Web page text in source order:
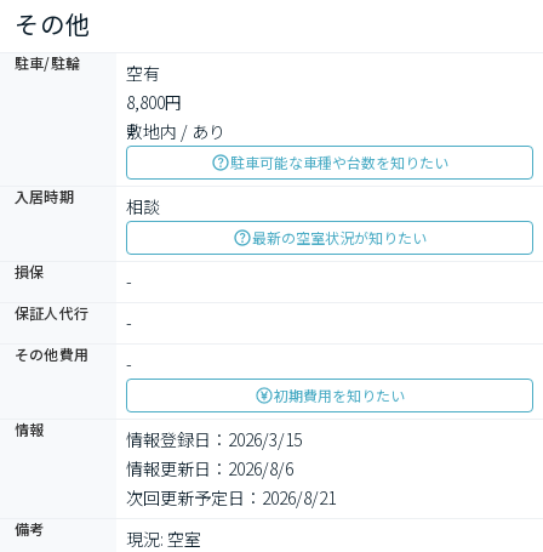
その他
駐車/駐輪
空有
8,800円
敷地内 / あり
駐車可能な車種や台数を知りたい
入居時期
相談
最新の空室状況が知りたい
損保
-
保証人代行 -
その他費用 -
初期費用を知りたい
情報
情報登録日：2026/3/15
情報更新日：2026/8/6
次回更新予定日：2026/8/21
備考
現況: 空室